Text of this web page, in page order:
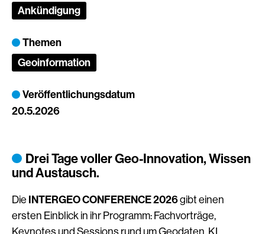
Ankündigung
Themen
Geoinformation
Veröffentlichungsdatum
20.5.2026
Drei Tage voller Geo-Innovation, Wissen
und Austausch.
Die INTERGEO CONFERENCE 2026gibt einen
ersten Einblick in ihr Programm: Fachvorträge,
Keynotes und Sessions rund um Geodaten, KI,